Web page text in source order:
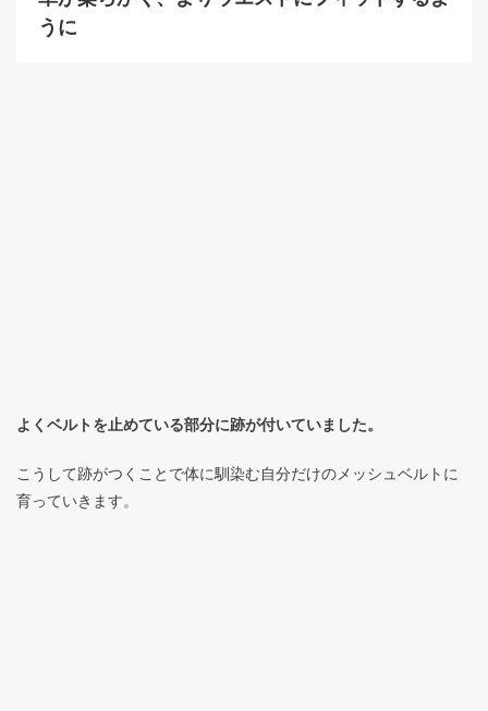
うに
よくベルトを止めている部分に跡が付いていました。
こうして跡がつくことで体に馴染む自分だけのメッシュベルトに
育っていきます。